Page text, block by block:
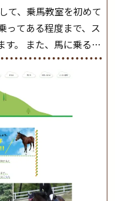
て、乗馬教室を初めて
ってある程度まで、ス
。 また、馬に乗るだ
などを装着する） も
ること」にも慣れてい
ナークラスで単独で
になったら スタート
のスピードを調整し
う)を学びます。 安定
できるようになれば
ップクラス スタート
駈歩の初歩をマスター